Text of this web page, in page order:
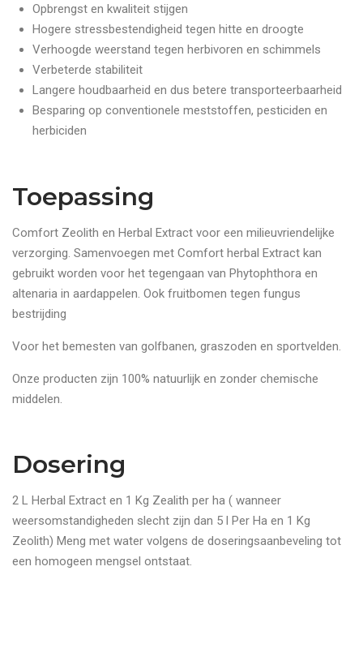
Opbrengst en kwaliteit stijgen
Hogere stressbestendigheid tegen hitte en droogte
Verhoogde weerstand tegen herbivoren en schimmels
Verbeterde stabiliteit
Langere houdbaarheid en dus betere transporteerbaarheid
Besparing op conventionele meststoffen, pesticiden en
herbiciden
Toepassing
Comfort Zeolith en Herbal Extract voor een milieuvriendelijke
verzorging. Samenvoegen met Comfort herbal Extract kan
gebruikt worden voor het tegengaan van Phytophthora en
altenaria in aardappelen. Ook fruitbomen tegen fungus
bestrijding
Voor het bemesten van golfbanen, graszoden en sportvelden.
Onze producten zijn 100% natuurlijk en zonder chemische
middelen.
Dosering
2 L Herbal Extract en 1 Kg Zealith per ha ( wanneer
weersomstandigheden slecht zijn dan 5 l Per Ha en 1 Kg
Zeolith) Meng met water volgens de doseringsaanbeveling tot
een homogeen mengsel ontstaat.